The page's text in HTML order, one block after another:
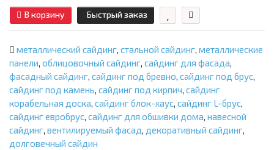
В корзину Быстрый заказ
металлический сайдинг, стальной сайдинг, металлические
панели, облицовочный сайдинг, сайдинг для фасада,
фасадный сайдинг, сайдинг под бревно, сайдинг под брус,
сайдинг под камень, сайдинг под кирпич, сайдинг
корабельная доска, сайдинг блок-хаус, сайдинг L-брус,
сайдинг евробрус, сайдинг для обшивки дома, навесной
сайдинг, вентилируемый фасад, декоративный сайдинг,
долговечный сайдин